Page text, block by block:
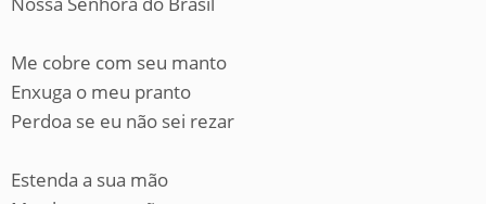
Me cobre com seu manto
Enxuga o meu pranto
Perdoa se eu não sei rezar
Estenda a sua mão